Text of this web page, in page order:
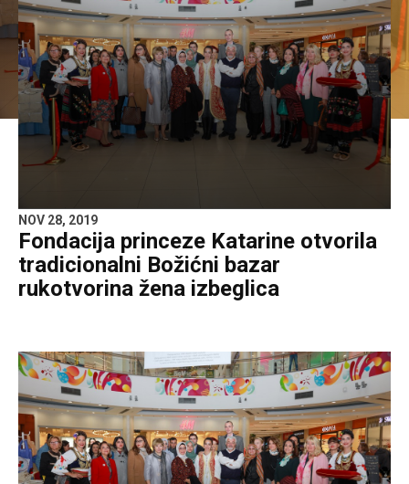
NOV 28, 2019
Fondacija princeze Katarine otvorila
tradicionalni Božićni bazar
rukotvorina žena izbeglica